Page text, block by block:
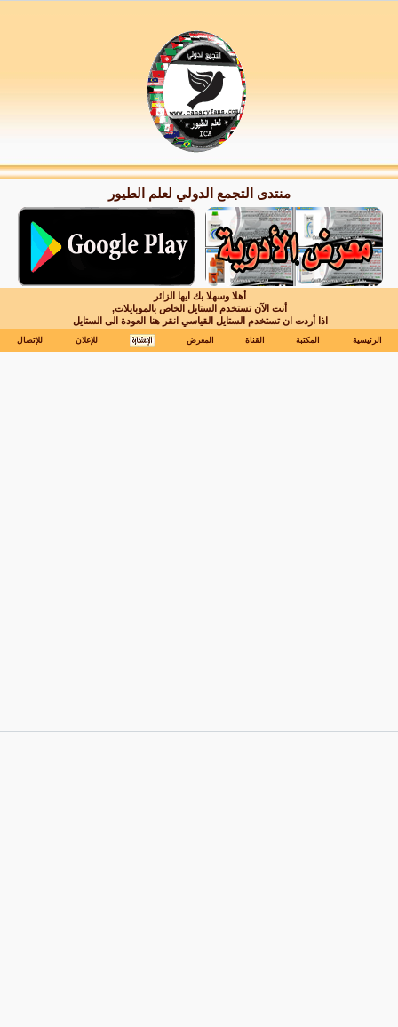
منتدى التجمع الدولي لعلم الطيور
أهلا وسهلا بك ايها الزائر
أنت الآن تستخدم الستايل الخاص بالموبايلات,
اذا أردت ان تستخدم الستايل القياسي انقر هنا العودة الى الستايل
الرئيسية المكتبة القناة المعرض للإعلان للإتصال